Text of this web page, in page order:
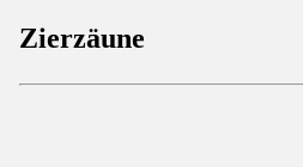
Zierzäune